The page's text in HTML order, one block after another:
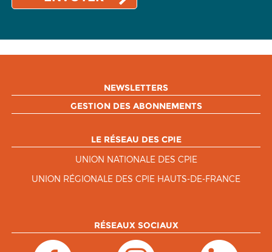
NEWSLETTERS
GESTION DES ABONNEMENTS
LE RÉSEAU DES CPIE
UNION NATIONALE DES CPIE
UNION RÉGIONALE DES CPIE HAUTS-DE-FRANCE
RÉSEAUX SOCIAUX